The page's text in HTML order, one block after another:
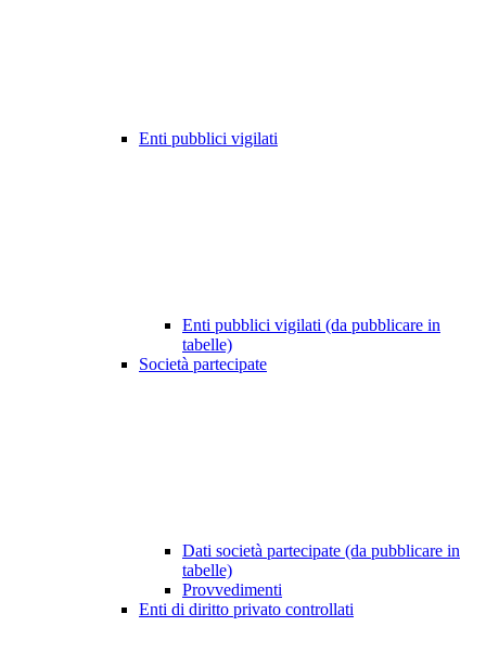
Enti pubblici vigilati
Enti pubblici vigilati (da pubblicare in
tabelle)
Società partecipate
Dati società partecipate (da pubblicare in
tabelle)
Provvedimenti
Enti di diritto privato controllati